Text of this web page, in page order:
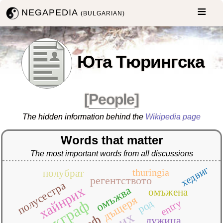
NEGAPEDIA(BULGARIAN)
Юта Тюрингска
[People]
The hidden information behind the Wikipedia page
Words that matter
The most important words from all discussions
хайнрих дъщеря
омъжва
лужица
полусестра регентството
entry
омъжена
полубрат
род
хедвиг
thuringia